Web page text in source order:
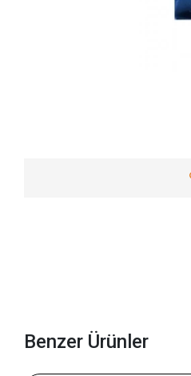
Benzer Ürünler